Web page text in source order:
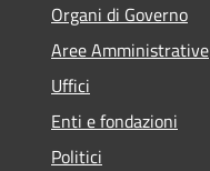
Organi di Governo
Aree Amministrative
Uffici
Enti e fondazioni
Politici